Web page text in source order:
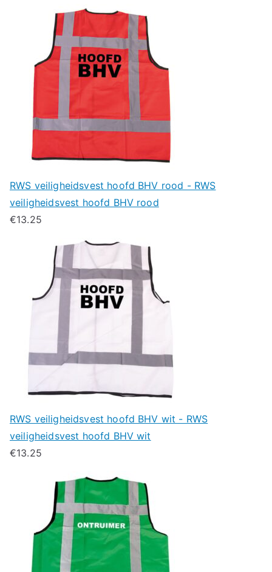
RWS veiligheidsvest hoofd BHV rood - RWS
veiligheidsvest hoofd BHV rood
€13.25
RWS veiligheidsvest hoofd BHV wit - RWS
veiligheidsvest hoofd BHV wit
€13.25